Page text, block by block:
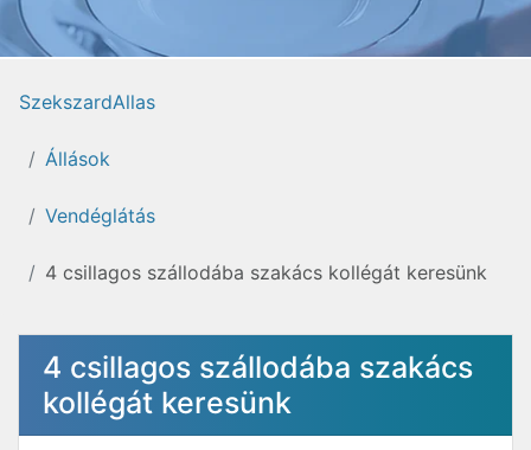
SzekszardAllas
Állások
Vendéglátás
4 csillagos szállodába szakács kollégát keresünk
4 csillagos szállodába szakács
kollégát keresünk